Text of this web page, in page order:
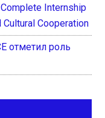
Internship
Cooperation
отметил роль